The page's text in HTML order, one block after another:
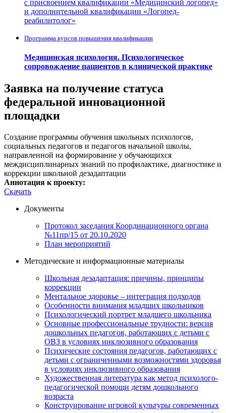
с присвоением квалификации «Медицинский логопед»
и дополнительной квалификации «Логопед-
реабилитолог»
Программа курсов повышения квалификации
Медицинская психология. Психологическое
сопровождение пациентов в клинической практике
Заявка на получение статуса
федеральной инновационной
площадки
Создание программы обучения школьных психологов,
социальных педагогов и педагогов начальной школы,
направленной на формирование у обучающихся
междисциплинарных знаний по профилактике, диагностике и
коррекции школьной дезадаптации
Аннотация к проекту:
Скачать
Документы
Протокол заседания Координационного органа
№11пр/15 от 20.10.2020
План мероприятий
Методические и информационные материалы
Школьная дезадаптация: причины, принципы
коррекции
Ментальное здоровье – интеграция подходов
Особенности внимания младших школьников
Психологический портрет младшего школьника
Основные профессиональные трудности: версия
дошкольных педагогов, работающих с детьми с
ОВЗ в условиях инклюзивного образования
Психические состояния педагогов, работающих с
детьми с ограниченными возможностями здоровья
в условиях инклюзивного образования
Художественная литература как метод психолого-
педагогической помощи детям дошкольного
возраста
Конструирование игровой культуры современных